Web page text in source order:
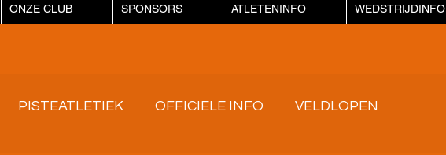
ONZE CLUB SPONSORS ATLETENINFO WEDSTRIJDINFO
PISTEATLETIEK OFFICIELE INFO VELDLOPEN